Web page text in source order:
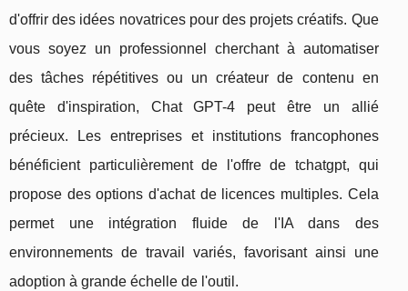
d'offrir des idées novatrices pour des projets créatifs. Que
vous soyez un professionnel cherchant à automatiser
des tâches répétitives ou un créateur de contenu en
quête d'inspiration, Chat GPT-4 peut être un allié
précieux. Les entreprises et institutions francophones
bénéficient particulièrement de l'offre de tchatgpt, qui
propose des options d'achat de licences multiples. Cela
permet une intégration fluide de l'IA dans des
environnements de travail variés, favorisant ainsi une
adoption à grande échelle de l'outil.